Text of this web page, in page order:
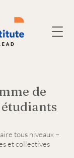
de
tous niveaux –
et collectives